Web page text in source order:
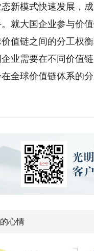
态新模式快速发展，
就大国企业参与价
值链之间的分工权
业需要在不同价值
在全球价值链体系的
心情